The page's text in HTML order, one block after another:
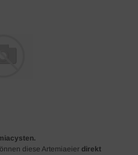
diese Artemiaeier direkt